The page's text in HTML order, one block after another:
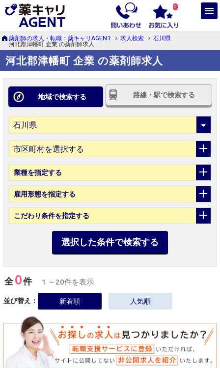
0
薬剤師の求人・転職：薬キャリAGENT 求人検索
石川県
河北郡津幡町 企業 の薬剤師求人
河北郡津幡町 企業 の薬剤師求人
地域で検索する 路線・駅で検索する
市区町村を選択する
業種を指定する
雇用形態を指定する
こだわり条件を指定する
選択した条件で検索する
全0件 1 ～20件を表示
並び替え： 新着順 人気順